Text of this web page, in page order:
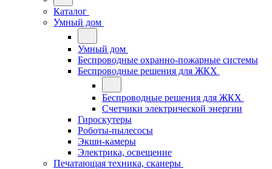
Каталог
Умный дом
Умный дом
Беспроводные охранно-пожарные системы
Беспроводные решения для ЖКХ
Беспроводные решения для ЖКХ
Счетчики электрической энергии
Гироскутеры
Роботы-пылесосы
Экшн-камеры
Электрика, освещение
Печатающая техника, сканеры